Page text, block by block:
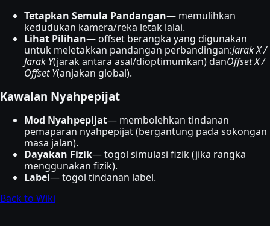
Tetapkan Semula Pandangan— memulihkan
kedudukan kamera/reka letak lalai.
Lihat Pilihan— offset berangka yang digunakan
untuk meletakkan pandangan perbandingan:Jarak X /
Jarak Y(jarak antara asal/dioptimumkan) danOffset X /
Offset Y(anjakan global).
Kawalan Nyahpepijat
Mod Nyahpepijat— membolehkan tindanan
pemaparan nyahpepijat (bergantung pada sokongan
masa jalan).
Dayakan Fizik— togol simulasi fizik (jika rangka
menggunakan fizik).
Label— togol tindanan label.
Back to Wiki